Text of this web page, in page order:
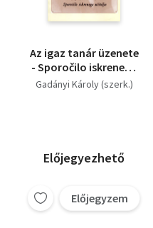
Az igaz tanár üzenete
- Sporočilo iskrenega
učitelja
Gadányi Károly (szerk.)
Előjegyezhető
Előjegyzem